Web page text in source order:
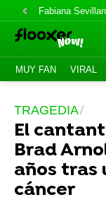
Fabiana
MUY FAN VIRAL
TRAGEDIA
El
Brad
años tras
cáncer